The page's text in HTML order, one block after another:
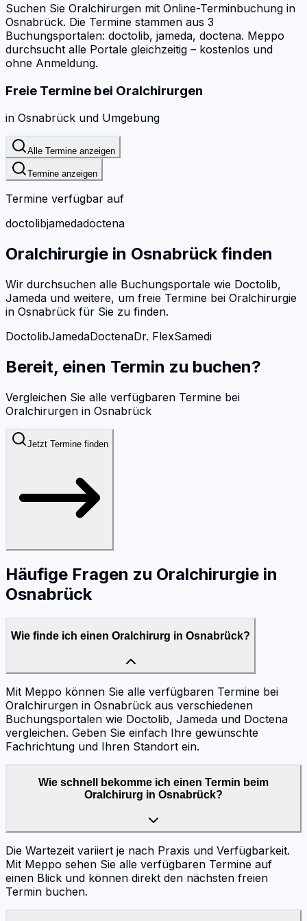
Suchen Sie Oralchirurgen mit Online-Terminbuchung in
Osnabrück. Die Termine stammen aus 3
Buchungsportalen: doctolib, jameda, doctena. Meppo
durchsucht alle Portale gleichzeitig – kostenlos und
ohne Anmeldung.
Freie Termine bei Oralchirurgen
in Osnabrück und Umgebung
Alle Termine anzeigen
Termine anzeigen
Termine verfügbar auf
doctolibjamedadoctena
Oralchirurgie in Osnabrückfinden
Wir durchsuchen alle Buchungsportale wie Doctolib,
Jameda und weitere, um freie Termine bei Oralchirurgie
in Osnabrück für Sie zu finden.
DoctolibJamedaDoctenaDr. FlexSamedi
Bereit, einen Termin zu buchen?
Vergleichen Sie alle verfügbaren Termine bei
Oralchirurgen in Osnabrück
Jetzt Termine finden
Häufige Fragen zu Oralchirurgie in
Osnabrück
Wie finde ich einen Oralchirurg in Osnabrück?
Mit Meppo können Sie alle verfügbaren Termine bei
Oralchirurgen in Osnabrück aus verschiedenen
Buchungsportalen wie Doctolib, Jameda und Doctena
vergleichen. Geben Sie einfach Ihre gewünschte
Fachrichtung und Ihren Standort ein.
Wie schnell bekomme ich einen Termin beim
Oralchirurg in Osnabrück?
Die Wartezeit variiert je nach Praxis und Verfügbarkeit.
Mit Meppo sehen Sie alle verfügbaren Termine auf
einen Blick und können direkt den nächsten freien
Termin buchen.